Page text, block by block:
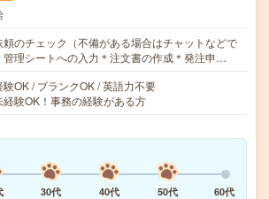
頼のチェック（不備がある場合はチャットなどで
管理シートへの入力＊注文書の作成＊発注申…
OK / ブランクOK / 英語力不要
験OK！事務の経験がある方
30代 40代 50代
60代